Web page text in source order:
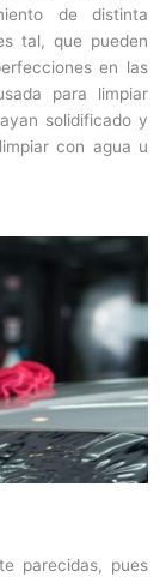
de distinta
tal, que pueden
en las
para limpiar
solidificado y
con agua u
parecidas, pues